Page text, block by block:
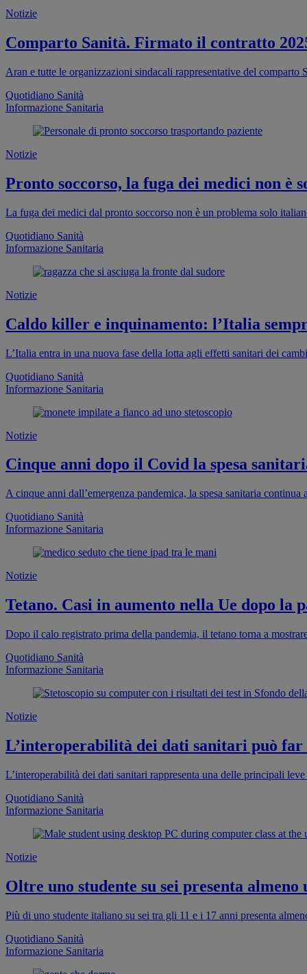
Notizie
Comparto Sanità. Firmato il contratto
Aran e tutte le organizzazioni sindacali rappresentative del
Quotidiano Sanità
Informazione Sanitaria
Notizie
Pronto soccorso, la fuga dei medici non è
La fuga dei medici dal pronto soccorso non è un problema solo
Quotidiano Sanità
Informazione Sanitaria
Notizie
Caldo killer e inquinamento: l’Italia
L’Italia entra in una nuova fase della lotta agli effetti sanitari dei
Quotidiano Sanità
Informazione Sanitaria
Notizie
Cinque anni dopo il Covid la spesa
A cinque anni dall’emergenza pandemica, la spesa sanitaria
Quotidiano Sanità
Informazione Sanitaria
Notizie
Tetano. Casi in aumento nella Ue dopo la
Dopo il calo registrato prima della pandemia, il tetano torna a
Quotidiano Sanità
Informazione Sanitaria
Notizie
L’interoperabilità dei dati sanitari può
L’interoperabilità dei dati sanitari rappresenta una delle principali
Quotidiano Sanità
Informazione Sanitaria
Notizie
Oltre uno studente su sei presenta
Più di uno studente italiano su sei tra gli 11 e i 17 anni presenta
Quotidiano Sanità
Informazione Sanitaria